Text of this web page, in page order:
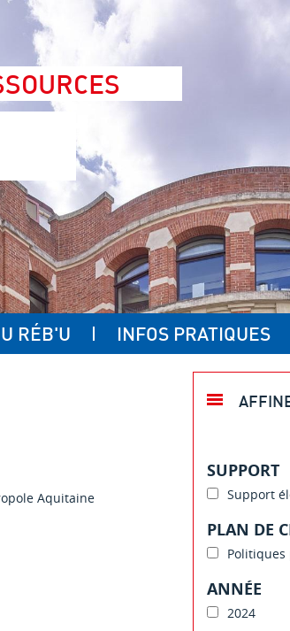
RÉB'U INFOS PRATIQUES
Aquitaine
SUPPORT
Support
PLAN DE
ANNÉE
2024